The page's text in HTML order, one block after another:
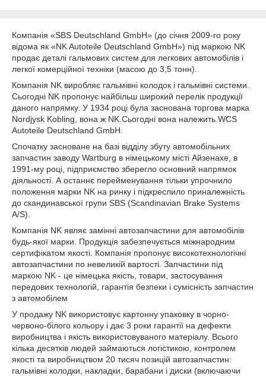
Компанія «SBS Deutschland GmbH» (до січня 2009-го року
відома як «NK Autoteile Deutschland GmbH») під маркою NK
продає деталі гальмових систем для легкових автомобілів і
легкої комерційної техніки (масою до 3,5 тонн).
Компанія NK виробляє гальмівні колодок і гальмівні системи.
Сьогодні NK пропонує найбільш широкий перелік продукції
даного напрямку. У 1934 році була заснована торгова марка
Nordjysk Kobling, вона ж NK.Сьогодні вона належить WCS
Autoteile Deutschland GmbH.
Спочатку засноване на базі відділу збуту автомобільних
запчастин заводу Wartburg в німецькому місті Айзенахе, в
1991-му році, підприємство зберегло основний напрямок
діяльності. А останнє перейменування тільки упрочнило
положення марки NK на ринку і підкреслило приналежність
до скандинавської групи SBS (Scandinavian Brake Systems
A/S).
Компанія NK являє замінні автозапчастини для автомобілів
будь-якої марки. Продукція забезпечується міжнародним
сертифікатом якості. Компанія пропонує високотехнологічні
автозапчастини по невеликій вартості. Запчастини під
маркою NK - це німецька якість, товари, застосування
передових технологій, гарантія безпеки і сумісність запчастин
з автомобілем
У продажу NK використовує картонну упаковку в чорно-
червоно-білого кольору і дає 3 роки гарантії на дефекти
виробництва і якість використовуваного матеріалу. Всього
кілька десятків людей займаються логістикою, контролем
якості та виробництвом 20 тисяч позицій автозапчастин:
гальмівні колодки, накладки, барабани і диски (включаючи